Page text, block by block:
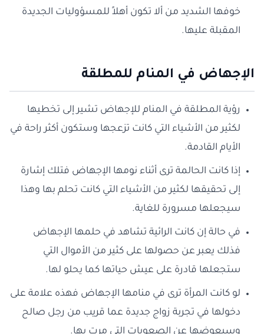
خوفها الشديد من ألا تكون أهلاً للمسؤوليات الجديدة
المقبلة عليها.
الإجهاض في المنام للمطلقة
رؤية المطلقة في المنام للإجهاض تشير إلى تخطيها
لكثير من الأشياء التي كانت تزعجها وستكون أكثر راحة في
الأيام القادمة.
إذا كانت الحالمة ترى أثناء نومها الإجهاض فتلك إشارة
إلى تحقيقها لكثير من الأشياء التي كانت تحلم بها وهذا
سيجعلها مسرورة للغاية.
في حالة إن كانت الرائية تشاهد في حلمها الإجهاض
فذلك يعبر عن حصولها على كثير من الأموال التي
ستجعلها قادرة على عيش حياتها كما يحلو لها.
لو كانت المرأة ترى في منامها الإجهاض فهذه علامة على
دخولها في تجربة زواج جديدة عما قريب من رجل صالح
وسيعوضها عن الصعوبات التي مرت بها.